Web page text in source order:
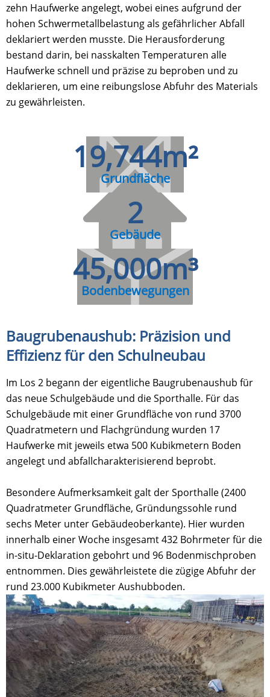
zehn Haufwerke angelegt, wobei eines aufgrund der
hohen Schwermetallbelastung als gefährlicher Abfall
deklariert werden musste. Die Herausforderung
bestand darin, bei nasskalten Temperaturen alle
Haufwerke schnell und präzise zu beproben und zu
deklarieren, um eine reibungslose Abfuhr des Materials
zu gewährleisten.
Grundfläche
19,744m²
Gebäude
2
Bodenbewegungen
45,000m³
Baugrubenaushub: Präzision und
Effizienz für den Schulneubau
Im Los 2 begann der eigentliche Baugrubenaushub für
das neue Schulgebäude und die Sporthalle. Für das
Schulgebäude mit einer Grundfläche von rund 3700
Quadratmetern und Flachgründung wurden 17
Haufwerke mit jeweils etwa 500 Kubikmetern Boden
angelegt und abfallcharakterisierend beprobt.
Besondere Aufmerksamkeit galt der Sporthalle (2400
Quadratmeter Grundfläche, Gründungssohle rund
sechs Meter unter Gebäudeoberkante). Hier wurden
innerhalb einer Woche insgesamt 432 Bohrmeter für die
in-situ-Deklaration gebohrt und 96 Bodenmischproben
entnommen. Dies gewährleistete die zügige Abfuhr der
rund 23.000 Kubikmeter Aushubboden.